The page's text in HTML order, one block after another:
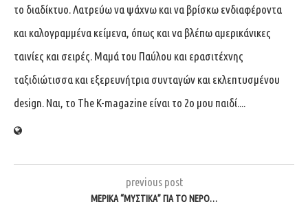
το διαδίκτυο. Λατρεύω να ψάχνω και να βρίσκω ενδιαφέροντα
και καλογραμμένα κείμενα, όπως και να βλέπω αμερικάνικες
ταινίες και σειρές. Μαμά του Παύλου και ερασιτέχνης
ταξιδιώτισσα και εξερευνήτρια συνταγών και εκλεπτυσμένου
design. Ναι, το The K-magazine είναι το 2ο μου παιδί....
previous post
ΜΕΡΙΚΑ “ΜΥΣΤΙΚΑ” ΓΙΑ ΤΟ ΝΕΡΟ…